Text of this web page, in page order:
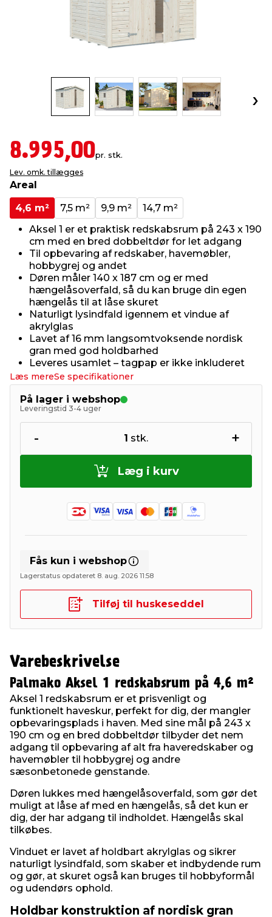
& ukrudt
& sikkerhed
& standere
& syltning
udendørs spa
8.995,00pr. stk.
Lev. omk. tillægges
Areal
4,6 m²
7,5 m² 9,9 m²
14,7 m²
Aksel 1 er et praktisk redskabsrum på 243 x 190
cm med en bred dobbeltdør for let adgang
Til opbevaring af redskaber, havemøbler,
hobbygrej og andet
Døren måler 140 x 187 cm og er med
hængelåsoverfald, så du kan bruge din egen
hængelås til at låse skuret
Naturligt lysindfald igennem et vindue af
akrylglas
Lavet af 16 mm langsomtvoksende nordisk
gran med god holdbarhed
Leveres usamlet – tagpap er ikke inkluderet
Læs mereSe specifikationer
På lager i webshop
Leveringstid 3-4 uger
- 1 stk. +
Læg i kurv
Fås kun i webshop
Lagerstatus opdateret 8. aug. 2026 11:58
Tilføj til huskeseddel
Varebeskrivelse
Palmako Aksel 1 redskabsrum på 4,6 m²
Aksel 1 redskabsrum er et prisvenligt og
funktionelt haveskur, perfekt for dig, der mangler
opbevaringsplads i haven. Med sine mål på 243 x
190 cm og en bred dobbeltdør tilbyder det nem
adgang til opbevaring af alt fra haveredskaber og
havemøbler til hobbygrej og andre
sæsonbetonede genstande.
Døren lukkes med hængelåsoverfald, som gør det
muligt at låse af med en hængelås, så det kun er
dig, der har adgang til indholdet. Hængelås skal
tilkøbes.
Vinduet er lavet af holdbart akrylglas og sikrer
naturligt lysindfald, som skaber et indbydende rum
og gør, at skuret også kan bruges til hobbyformål
og udendørs ophold.
Holdbar konstruktion af nordisk gran